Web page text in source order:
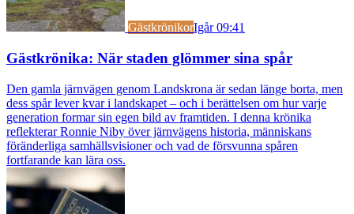
GästkrönikorIgår 09:41
Gästkrönika: När staden glömmer sina spår
Den gamla järnvägen genom Landskrona är sedan länge borta, men
dess spår lever kvar i landskapet – och i berättelsen om hur varje
generation formar sin egen bild av framtiden. I denna krönika
reflekterar Ronnie Niby över järnvägens historia, människans
föränderliga samhällsvisioner och vad de försvunna spåren
fortfarande kan lära oss.